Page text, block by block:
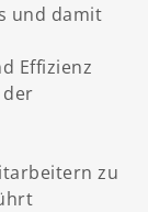
und damit
Effizienz
zu